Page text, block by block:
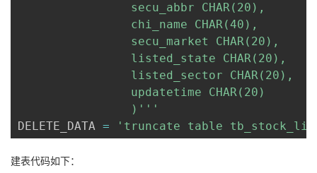
                secu_abbr CHAR(20),
                chi_name CHAR(40),
                secu_market CHAR(20),
                listed_state CHAR(20),
                listed_sector CHAR(20),
                updatetime CHAR(20)
                )'''
DELETE_DATA = 'truncate table
建表代码如下：